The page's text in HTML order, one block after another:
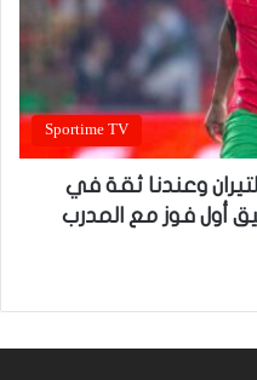
Sportime TV
وعندنا ثقة في
أول فوز مع المدرب